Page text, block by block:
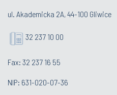
ul. Akademicka 2A, 44-100 Gliwice
32 237 10 00
Fax: 32 237 16 55
NIP: 631-020-07-36